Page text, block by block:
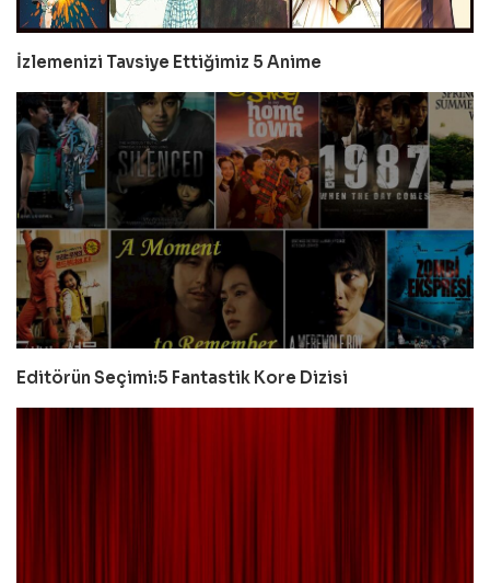
İzlemenizi Tavsiye Ettiğimiz 5 Anime
Editörün Seçimi:5 Fantastik Kore Dizisi